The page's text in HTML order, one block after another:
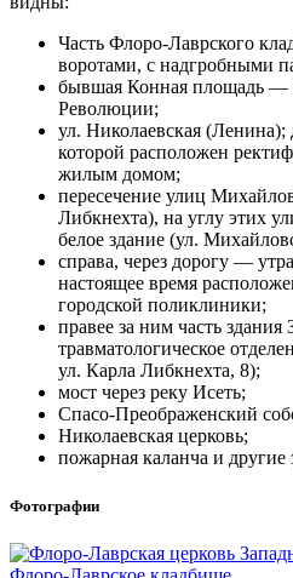
Часть Флоро-Лаврского
воротами, с надгробными
бывшая Конная площадь —
Революции;
ул. Николаевская (Ленина);
которой расположен
жилым домом;
пересечение улиц
Либкнехта), на углу этих
белое здание (ул.
справа, через дорогу —
настоящее время
городской поликлиники;
правее за ним часть
травматологическое
ул. Карла Либкнехта, 8);
мост через реку Исеть;
Спасо-Преображенский
Николаевская церковь;
пожарная каланча и другие
Фотографии